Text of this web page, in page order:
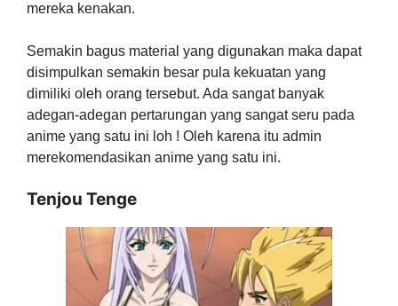
mereka kenakan.
Semakin bagus material yang digunakan maka dapat
disimpulkan semakin besar pula kekuatan yang
dimiliki oleh orang tersebut. Ada sangat banyak
adegan-adegan pertarungan yang sangat seru pada
anime yang satu ini loh ! Oleh karena itu admin
merekomendasikan anime yang satu ini.
Tenjou Tenge